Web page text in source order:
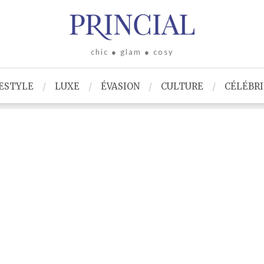
chic ● glam ● cosy
LUXE ÉVASION CULTURE